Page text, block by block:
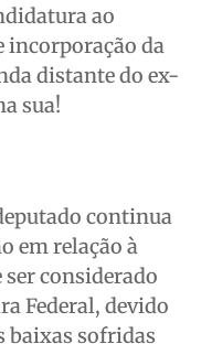
ao
incorporação da
distante do ex-
sua!
continua
em relação à
ser considerado
Federal, devido
baixas sofridas